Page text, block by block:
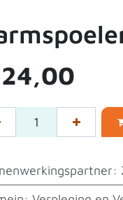
24,00
: